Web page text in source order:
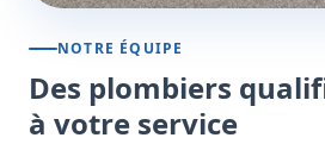
NOTRE ÉQUIPE
Des plombiers
à votre service